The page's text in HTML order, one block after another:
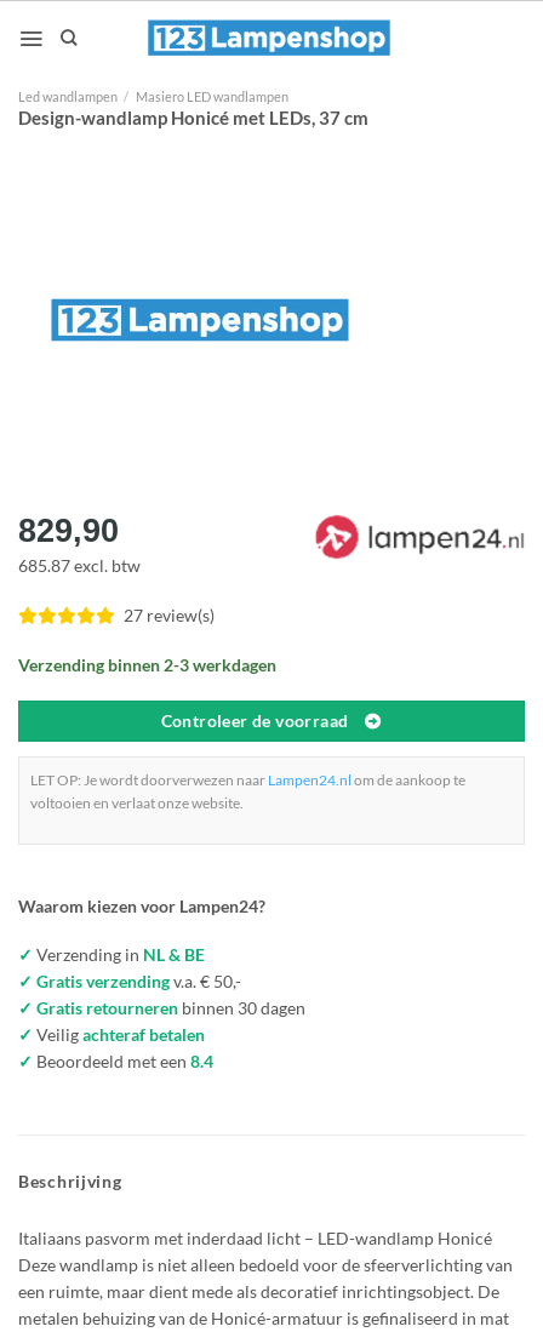
naar
Led wandlampen / Masiero LED wandlampen
Design-wandlamp Honicé met LEDs, 37 cm
829,90
685.87 excl. btw
27 review(s)
Verzending binnen 2-3 werkdagen
Controleer de voorraad
LET OP: Je wordt doorverwezen naar Lampen24.nl om de aankoop te
voltooien en verlaat onze website.
Waarom kiezen voor Lampen24?
✓ Verzending in NL & BE
✓ Gratis verzendingv.a. € 50,-
✓ Gratis retourneren binnen 30 dagen
✓ Veiligachteraf betalen
✓ Beoordeeld met een 8.4
Beschrijving
Italiaans pasvorm met inderdaad licht – LED-wandlamp Honicé
Deze wandlamp is niet alleen bedoeld voor de sfeerverlichting van
een ruimte, maar dient mede als decoratief inrichtingsobject. De
metalen behuizing van de Honicé-armatuur is gefinaliseerd in mat